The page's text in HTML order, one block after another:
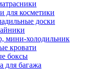
для косметики
доски
мини-холодильник
кровати
боксы
для багажа